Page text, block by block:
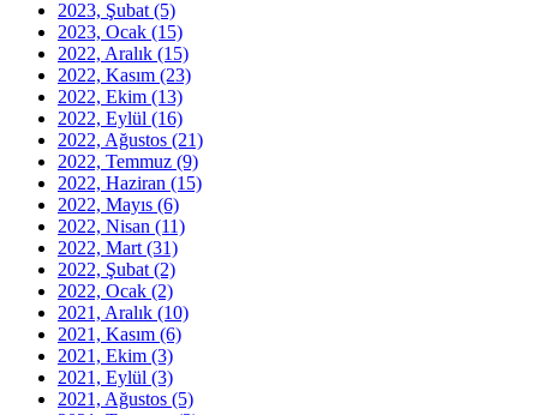
2023, Şubat (5)
2023, Ocak (15)
2022, Aralık (15)
2022, Kasım (23)
2022, Ekim (13)
2022, Eylül (16)
2022, Ağustos (21)
2022, Temmuz (9)
2022, Haziran (15)
2022, Mayıs (6)
2022, Nisan (11)
2022, Mart (31)
2022, Şubat (2)
2022, Ocak (2)
2021, Aralık (10)
2021, Kasım (6)
2021, Ekim (3)
2021, Eylül (3)
2021, Ağustos (5)